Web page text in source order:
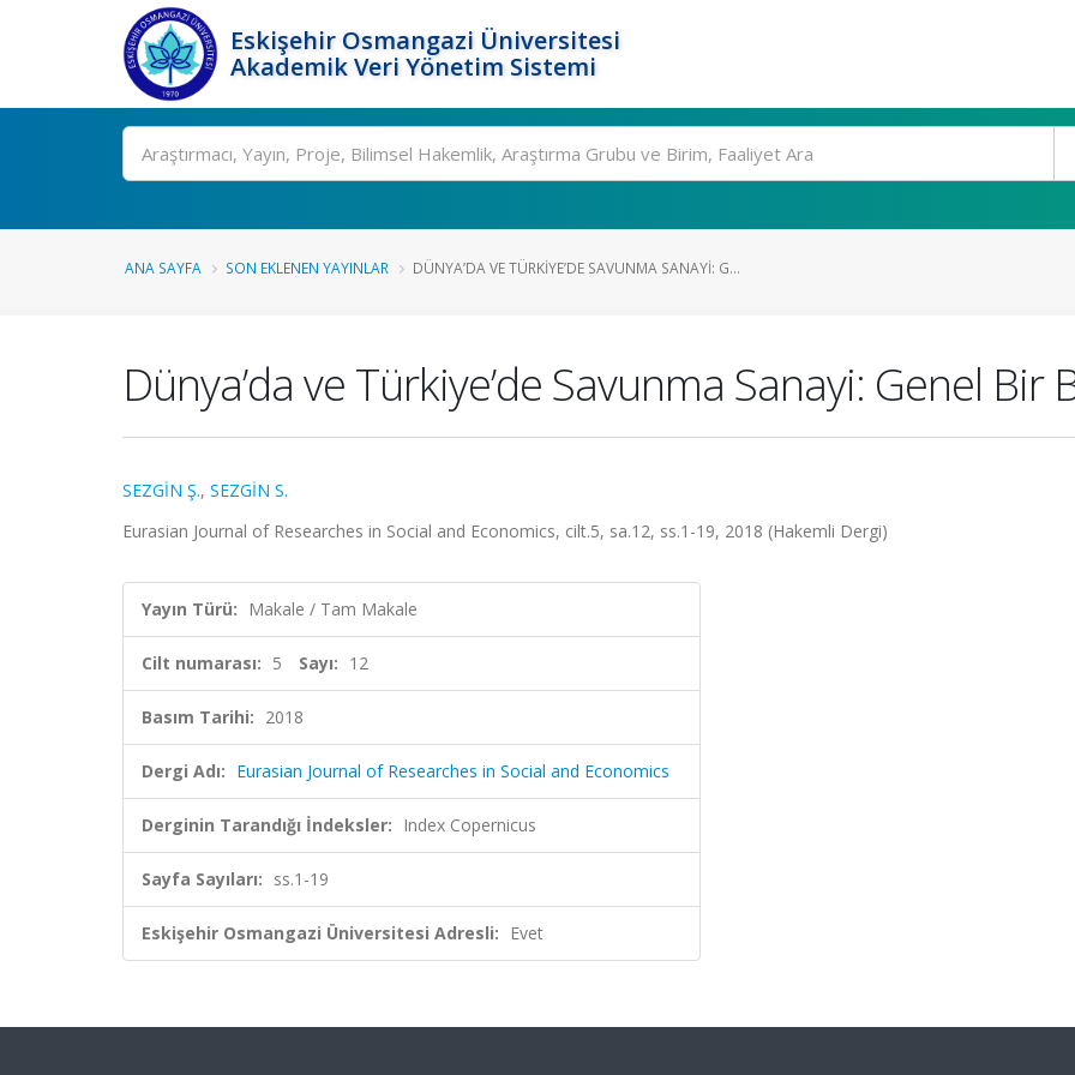
Eskişehir Osmangazi Üniversitesi
Akademik Veri Yönetim Sistemi
Ara
ANA SAYFA SON EKLENEN YAYINLAR DÜNYA’DA VE TÜRKIYE’DE SAVUNMA SANAYI: G...
Dünya’da ve Türkiye’de Savunma Sanayi: Genel Bir
SEZGİN Ş., SEZGİN S.
Eurasian Journal of Researches in Social and Economics, cilt.5, sa.12, ss.1-19, 2018 (Hakemli Dergi)
Yayın Türü: Makale / Tam Makale
Cilt numarası: 5 Sayı: 12
Basım Tarihi: 2018
Dergi Adı: Eurasian Journal of Researches in Social and Economics
Derginin Tarandığı İndeksler: Index Copernicus
Sayfa Sayıları: ss.1-19
Eskişehir Osmangazi Üniversitesi Adresli: Evet